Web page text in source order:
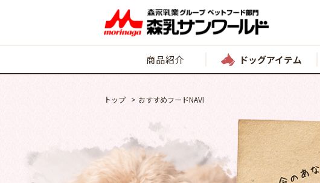
商品紹介 ドッグアイテム
トップ おすすめフードNAVI